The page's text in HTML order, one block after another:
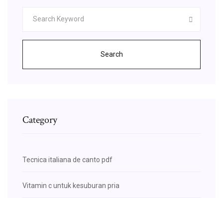
Search
Category
Tecnica italiana de canto pdf
Vitamin c untuk kesuburan pria